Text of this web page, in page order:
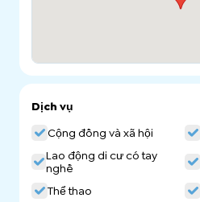
Dịch vụ
Cộng đồng và xã hội
Lao động di cư có tay
nghề
Thể thao